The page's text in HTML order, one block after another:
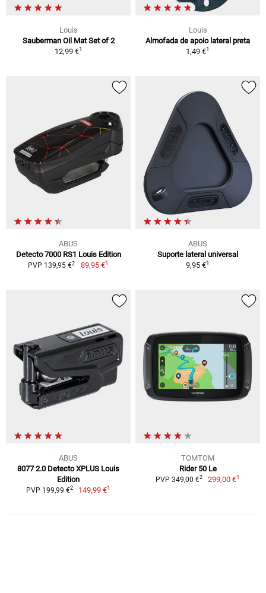
Louis
Sauberman Oil Mat Set of 2
12,99 €1
Louis
Almofada de apoio lateral preta
1,49 €1
ABUS
Detecto 7000 RS1 Louis Edition
PVP 139,95 €2 89,95 €1
ABUS
Suporte lateral universal
9,95 €1
ABUS
8077 2.0 Detecto XPLUS Louis
Edition
PVP 199,99 €2 149,99 €1
TOMTOM
Rider 50 Le
PVP 349,00 €2 299,00 €1